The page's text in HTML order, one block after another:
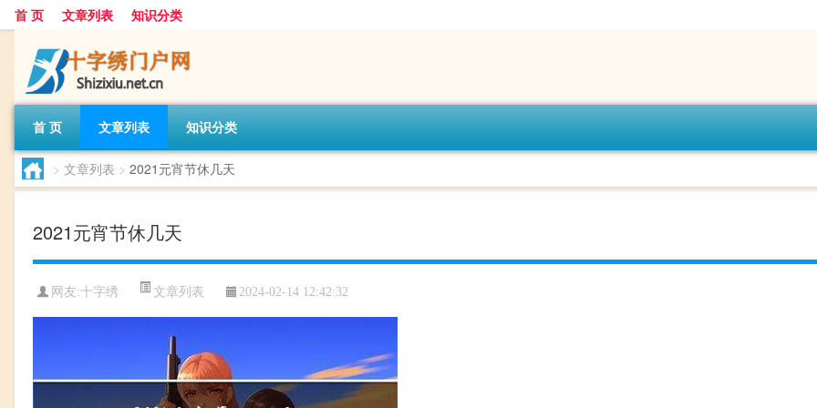
首 页 文章列表 知识分类
首 页 文章列表 知识分类
> 文章列表 > 2021元宵节休几天
2021元宵节休几天
网友:十字绣 文章列表 2024-02-14 12:42:32